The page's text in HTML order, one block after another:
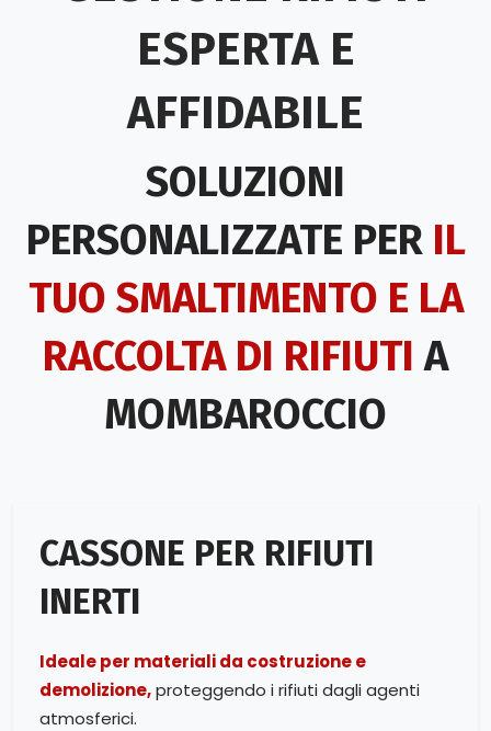
ESPERTA E
AFFIDABILE
SOLUZIONI
PERSONALIZZATE PER IL
TUO SMALTIMENTO E LA
RACCOLTA DI RIFIUTI A
MOMBAROCCIO
CASSONE PER RIFIUTI
INERTI
Ideale per materiali da costruzione e
demolizione,proteggendo i rifiuti dagli agenti
atmosferici.